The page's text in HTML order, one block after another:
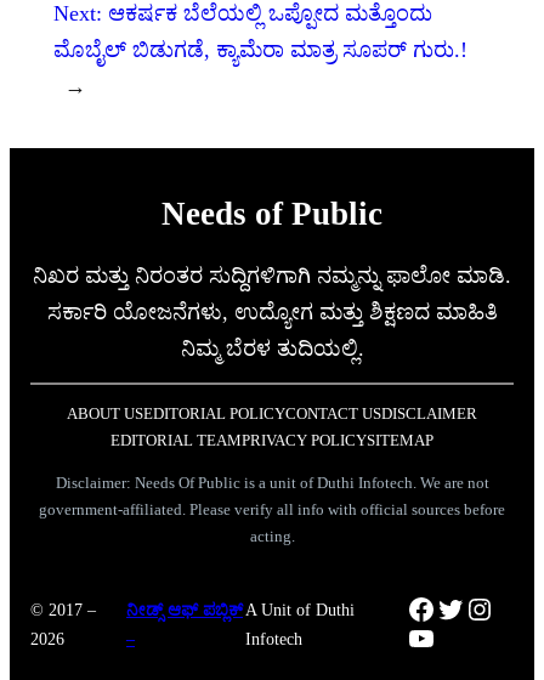
Next: ಆಕರ್ಷಕ ಬೆಲೆಯಲ್ಲಿ ಒಪ್ಪೋದ ಮತ್ತೊಂದು
ಮೊಬೈಲ್ ಬಿಡುಗಡೆ, ಕ್ಯಾಮೆರಾ ಮಾತ್ರ ಸೂಪರ್ ಗುರು.!
→
Needs of Public
ನಿಖರ ಮತ್ತು ನಿರಂತರ ಸುದ್ದಿಗಳಿಗಾಗಿ ನಮ್ಮನ್ನು ಫಾಲೋ ಮಾಡಿ.
ಸರ್ಕಾರಿ ಯೋಜನೆಗಳು, ಉದ್ಯೋಗ ಮತ್ತು ಶಿಕ್ಷಣದ ಮಾಹಿತಿ
ನಿಮ್ಮ ಬೆರಳ ತುದಿಯಲ್ಲಿ.
ABOUT USEDITORIAL POLICYCONTACT USDISCLAIMER
EDITORIAL TEAMPRIVACY POLICYSITEMAP
Disclaimer: Needs Of Public is a unit of Duthi Infotech. We are not
government-affiliated. Please verify all info with official sources before
acting.
© 2017 –
2026
ನೀಡ್ಸ್ ಆಫ್ ಪಬ್ಲಿಕ್
–
A Unit of Duthi
Infotech
Facebook
Twitter
YouTube